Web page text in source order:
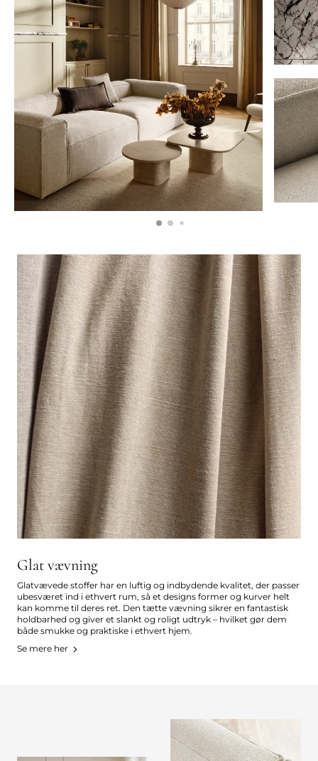
Glat vævning
Glatvævede stoffer har en luftig og indbydende kvalitet, der passer
ubesværet ind i ethvert rum, så et designs former og kurver helt
kan komme til deres ret. Den tætte vævning sikrer en fantastisk
holdbarhed og giver et slankt og roligt udtryk – hvilket gør dem
både smukke og praktiske i ethvert hjem.
Se mere her